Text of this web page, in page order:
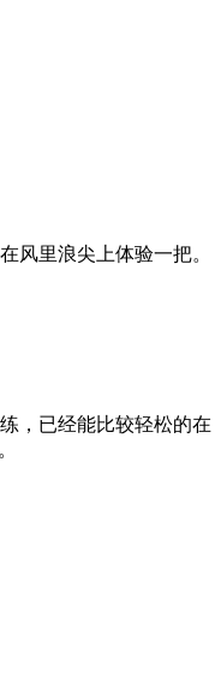
风里浪尖上体验一把。
，已经能比较轻松的在